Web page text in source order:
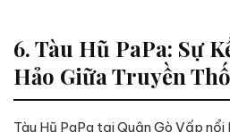
6. Tàu Hũ PaPa: Sự
Hảo Giữa Truyền
Tàu Hũ PaPa tại Quận Gò Vấp